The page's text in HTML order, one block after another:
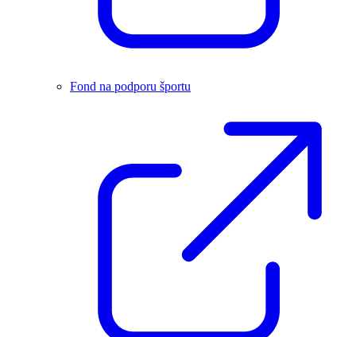
Fond na podporu športu